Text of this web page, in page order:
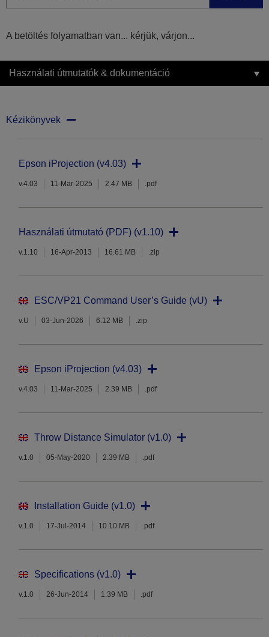
A betöltés folyamatban van... kérjük, várjon...
Használati útmutatók & dokumentáció
Kézikönyvek
Epson iProjection (v4.03)
v.4.03 11-Mar-2025 2.47 MB .pdf
Használati útmutató (PDF) (v1.10)
v.1.10 16-Apr-2013 16.61 MB .zip
ESC/VP21 Command User’s Guide (vU)
v.U 03-Jun-2026 6.12 MB .zip
Epson iProjection (v4.03)
v.4.03 11-Mar-2025 2.39 MB .pdf
Throw Distance Simulator (v1.0)
v.1.0 05-May-2020 2.39 MB .pdf
Installation Guide (v1.0)
v.1.0 17-Jul-2014 10.10 MB .pdf
Specifications (v1.0)
v.1.0 26-Jun-2014 1.39 MB .pdf